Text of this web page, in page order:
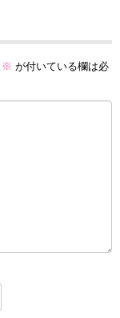
※ が付いている欄は必